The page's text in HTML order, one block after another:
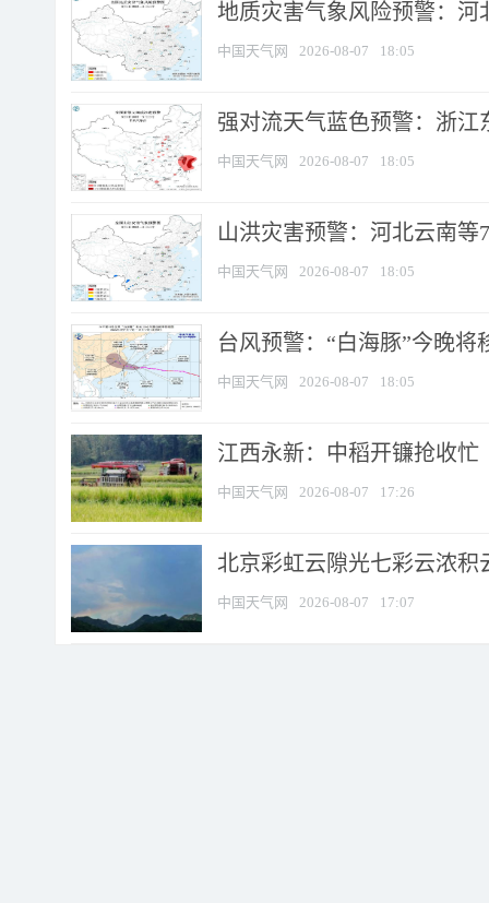
地质灾害气象风险预警：河
中国天气网 2026-08-07 18:05
强对流天气蓝色预警：浙江
中国天气网 2026-08-07 18:05
山洪灾害预警：河北云南
中国天气网 2026-08-07 18:05
台风预警：“白海豚”今晚将
中国天气网 2026-08-07 18:05
江西永新：中稻开镰抢收忙
中国天气网 2026-08-07 17:26
北京彩虹云隙光七彩云浓积
中国天气网 2026-08-07 17:07